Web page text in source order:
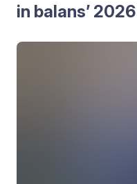
in balans’ 2026